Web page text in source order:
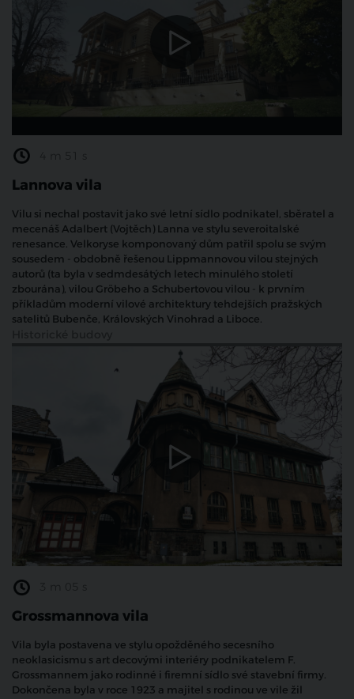
Lannova vila
Vilu si nechal postavit jako své letní sídlo podnikatel, sběratel a
mecenáš Adalbert (Vojtěch) Lanna ve stylu severoitalské
renesance. Velkoryse komponovaný dům patřil spolu se svým
sousedem - obdobně řešenou Lippmannovou vilou stejných
autorů (ta byla v sedmdesátých letech minulého století
zbourána), vilou Gröbeho a Schubertovou vilou - k prvním
příkladům moderní vilové architektury tehdejších pražských
satelitů Bubenče, Královských Vinohrad a Liboce.
Grossmannova vila
Vila byla postavena ve stylu opožděného secesního
neoklasicismu s art decovými interiéry podnikatelem F.
Grossmannem jako rodinné i firemní sídlo své stavební firmy.
Dokončena byla v roce 1923 a majitel s rodinou ve vile žil